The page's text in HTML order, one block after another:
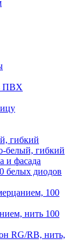
ПВХ
гибкий
белый, гибкий
и фасада
белых диодов
100
нить 100
RG/RB, нить,